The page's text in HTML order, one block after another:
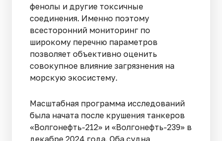
фенолы и другие токсичные
соединения. Именно поэтому
всесторонний мониторинг по
широкому перечню параметров
позволяет объективно оценить
совокупное влияние загрязнения на
морскую экосистему.
Масштабная программа исследований
была начата после крушения танкеров
«Волгонефть-212» и «Волгонефть-239» в
декабре 2024 года. Оба судна